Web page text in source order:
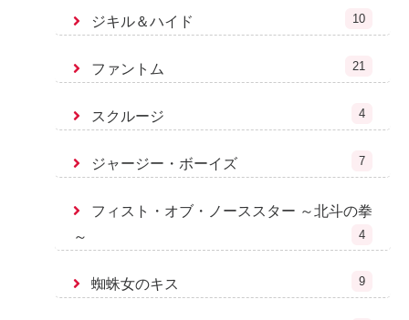
ジキル＆ハイド 10
ファントム 21
スクルージ 4
ジャージー・ボーイズ 7
フィスト・オブ・ノーススター ～北斗の拳
～
4
蜘蛛女のキス 9